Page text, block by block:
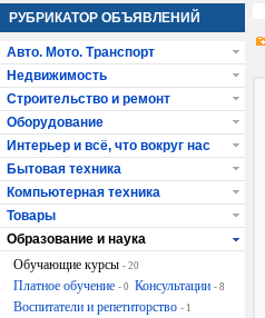
РУБРИКАТОР ОБЪЯВЛЕНИЙ
Авто. Мото. Транспорт
Недвижимость
Строительство и ремонт
Оборудование
Интерьер и всё, что вокруг нас
Бытовая техника
Компьютерная техника
Товары
Образование и наука
Обучающие курсы - 20
Платное обучение - 0 Консультации - 8
Воспитатели и репетиторство - 1